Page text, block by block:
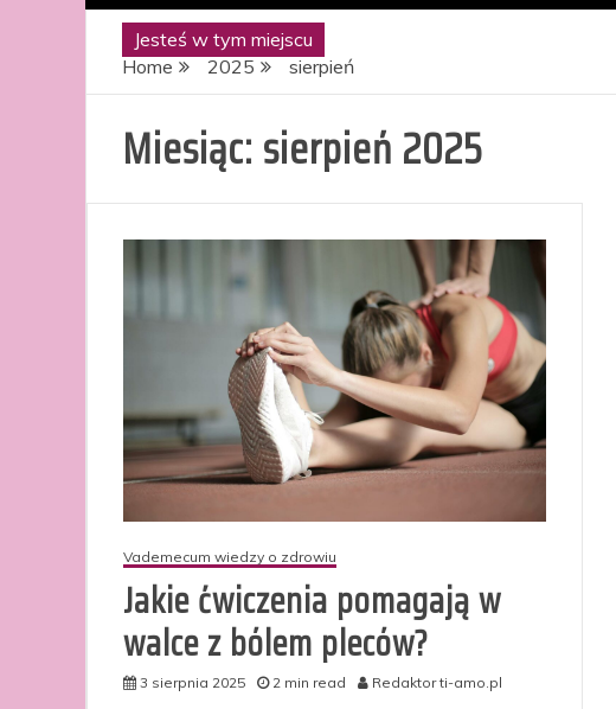
Jesteś w tym miejscu
Home
2025 sierpień
Miesiąc:sierpień 2025
Vademecum wiedzy o zdrowiu
Jakie ćwiczenia pomagają w
walce z bólem pleców?
3 sierpnia 2025 2 min read Redaktor ti-amo.pl